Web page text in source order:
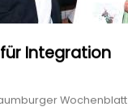
Integration
Wochenblatt